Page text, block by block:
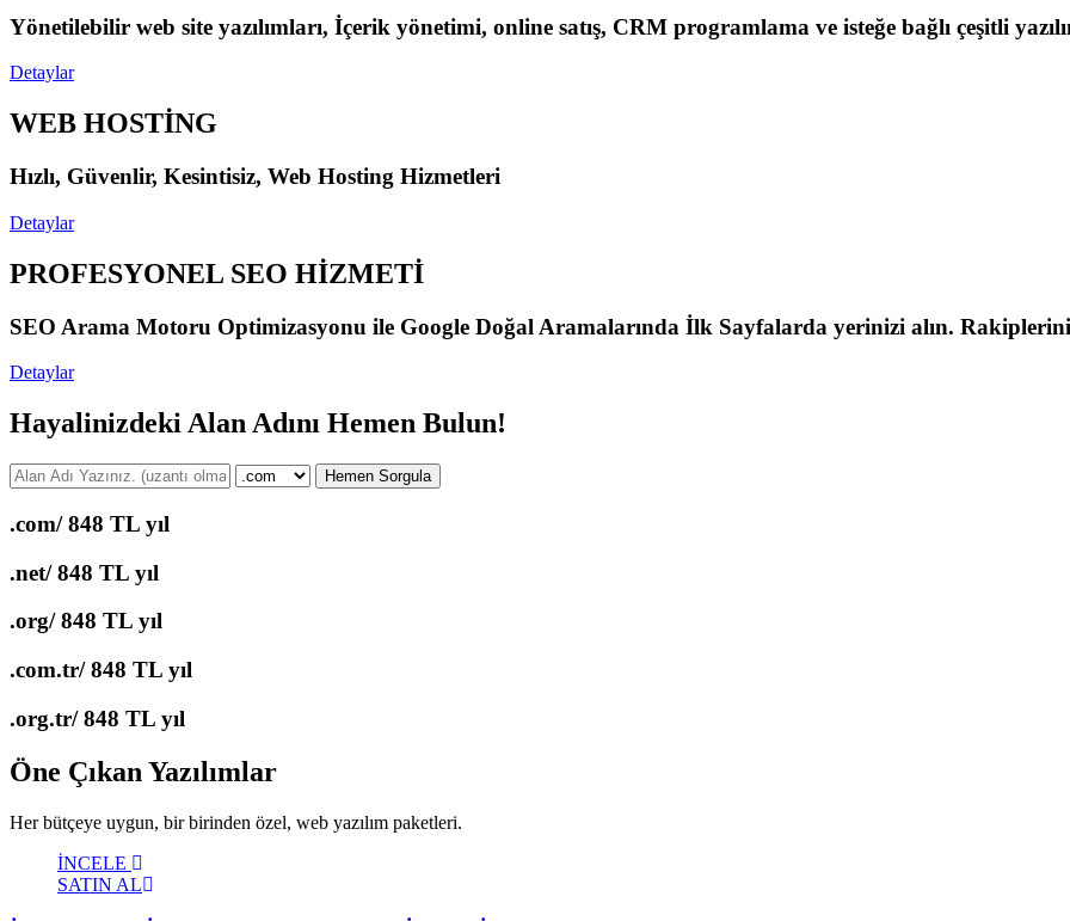
Yönetilebilir web site yazılımları, İçerik yönetimi, online satış, CRM programlama ve isteğe bağlı çeşitli
Detaylar
WEB HOSTİNG
Hızlı, Güvenlir, Kesintisiz, Web Hosting Hizmetleri
Detaylar
PROFESYONEL SEO HİZMETİ
SEO Arama Motoru Optimizasyonu ile Google Doğal Aramalarında İlk Sayfalarda yerinizi alın.
Detaylar
Hayalinizdeki Alan Adını Hemen Bulun!
Hemen Sorgula
.com/848 TL yıl
.net/848 TL yıl
.org/848 TL yıl
.com.tr/848 TL yıl
.org.tr/848 TL yıl
Öne Çıkan Yazılımlar
Her bütçeye uygun, bir birinden özel, web yazılım paketleri.
İNCELE
SATIN AL